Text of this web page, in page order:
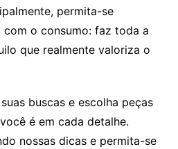
permita-se
com o consumo: faz toda a
que realmente valoriza o
buscas e escolha peças
é em cada detalhe.
nossas dicas e permita-se